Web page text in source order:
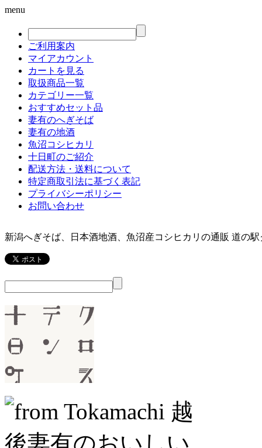
menu
ご利用案内
マイアカウント
カートを見る
取扱商品一覧
カテゴリー一覧
おすすめセット品
妻有のへぎそば
妻有の地酒
魚沼コシヒカリ
十日町のご紹介
配送方法・送料について
特定商取引法に基づく表記
プライバシーポリシー
お問い合わせ
新潟へぎそば、日本酒地酒、魚沼産コシヒカリの通販 道の